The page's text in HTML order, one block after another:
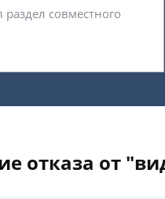
отказа от